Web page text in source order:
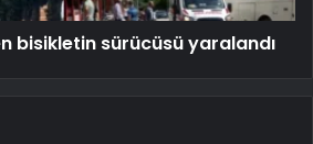
bisikletin sürücüsü yaralandı